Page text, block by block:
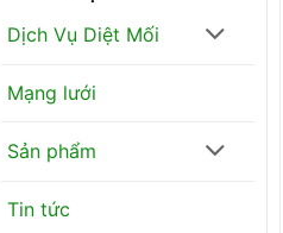
Dịch Vụ Diệt Mối
Mạng lưới
Sản phẩm
Tin tức